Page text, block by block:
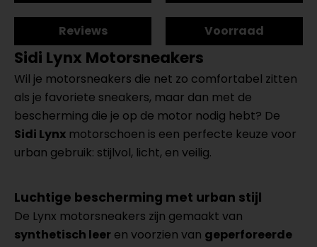
Reviews Voorraad
Sidi Lynx Motorsneakers
Wil je motorsneakers die net zo comfortabel zitten
als je favoriete sneakers, maar dan met de
bescherming die je op de motor nodig hebt? De
Sidi Lynx motorschoen is een perfecte keuze voor
urban gebruik: stijlvol, licht, en veilig.
Luchtige bescherming met urban stijl
De Lynx motorsneakers zijn gemaakt van
synthetisch leer en voorzien van geperforeerde